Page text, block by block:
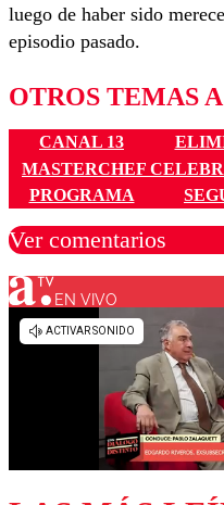
luego de haber sido
episodio pasado.
OTROS TEMAS
CANAL 13
MASTERCHEF
PROGRAMA
Ver comentarios
Los comentarios son
EN VIVO